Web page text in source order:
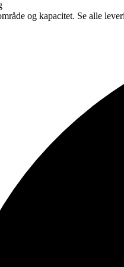
og kapacitet. Se alle